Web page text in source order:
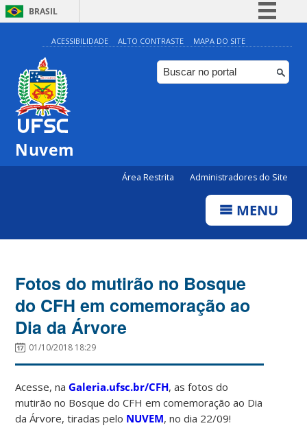
BRASIL
Simplifique!
Comunica BR
Participe
ACESSIBILIDADE ALTO CONTRASTE MAPA DO SITE
Nuvem
Área Restrita Administradores do Site
MENU
Fotos do mutirão no Bosque
do CFH em comemoração ao
Dia da Árvore
01/10/2018 18:29
Acesse, naGaleria.ufsc.br/CFH, as fotos do
mutirão no Bosque do CFH em comemoração ao Dia
da Árvore, tiradas pelo NUVEM, no dia 22/09!